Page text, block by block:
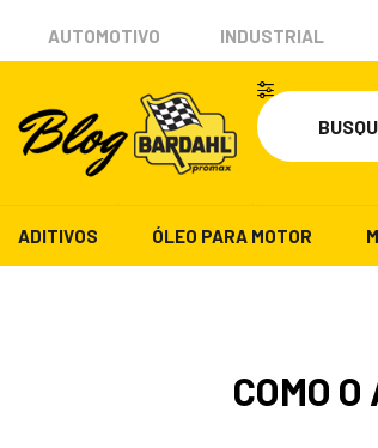
AUTOMOTIVO INDUSTRIAL
ADITIVOS ÓLEO PARA MOTOR
COMO